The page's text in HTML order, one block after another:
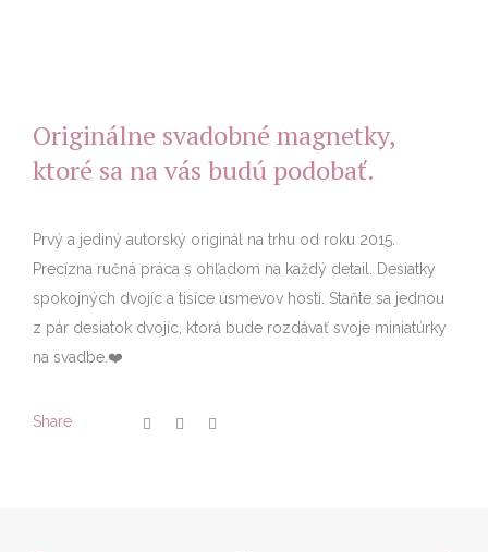
Originálne svadobné magnetky,
ktoré sa na vás budú podobať.
Prvý a jediný autorský originál na trhu od roku 2015.
Precízna ručná práca s ohľadom na každý detail. Desiatky
spokojných dvojíc a tisíce úsmevov hostí. Staňte sa jednou
z pár desiatok dvojíc, ktorá bude rozdávať svoje miniatúrky
na svadbe.❤️
Share